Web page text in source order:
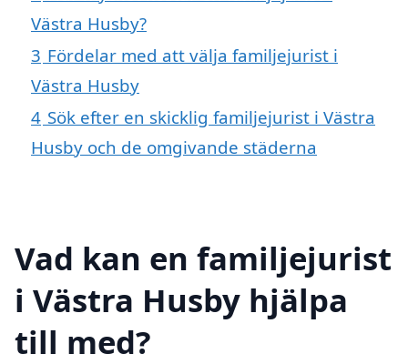
Västra Husby?
3 Fördelar med att välja familjejurist i
Västra Husby
4 Sök efter en skicklig familjejurist i Västra
Husby och de omgivande städerna
Vad kan en familjejurist
i Västra Husby hjälpa
till med?